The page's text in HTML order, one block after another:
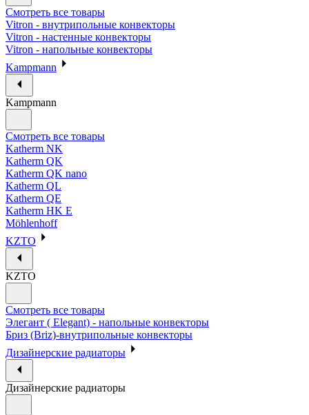
Смотреть все товары
Vitron - внутрипольные конвекторы
Vitron - настенные конвекторы
Vitron - напольные конвекторы
Kampmann
Kampmann
Смотреть все товары
Katherm NK
Katherm QK
Katherm QK nano
Katherm QL
Katherm QE
Katherm HK E
Möhlenhoff
KZTO
KZTO
Смотреть все товары
Элегант ( Elegant) - напольные конвекторы
Бриз (Briz)-внутрипольные конвекторы
Дизайнерские радиаторы
Дизайнерские радиаторы